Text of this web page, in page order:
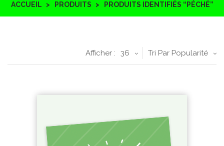
ACCUEIL PRODUITS PRODUITS IDENTIFIÉS “PÉCHÉ”
Tri Par Popularité
Afficher : 36